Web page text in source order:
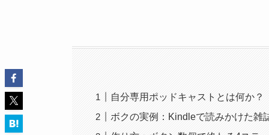
自分専用ポッドキャストとは何か？
ボクの実例：Kindleで読みかけた雑